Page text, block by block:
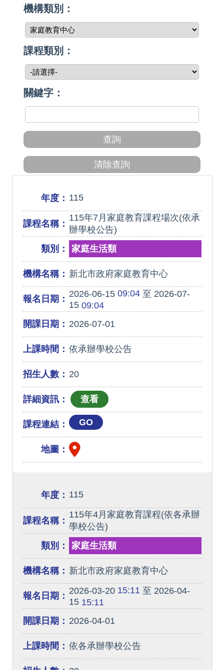
機構類別：
課程類別：
關鍵字：
年度： 115
課程名稱：
115年7月家庭教育課程場次(依承
辦學校公告)
類別：
家庭生活類
機構名稱： 新北市政府家庭教育中心
報名日期： 2026-06-1509:04至 2026-07-
1509:04
開課日期： 2026-07-01
上課時間： 依承辦學校公告
招生人數： 20
詳細資訊：
課程連結： GO
地圖：
年度： 115
課程名稱：
115年4月家庭教育課程(依各承辦
學校公告)
類別：
家庭生活類
機構名稱： 新北市政府家庭教育中心
報名日期： 2026-03-2015:11至 2026-04-
1515:11
開課日期： 2026-04-01
上課時間： 依各承辦學校公告